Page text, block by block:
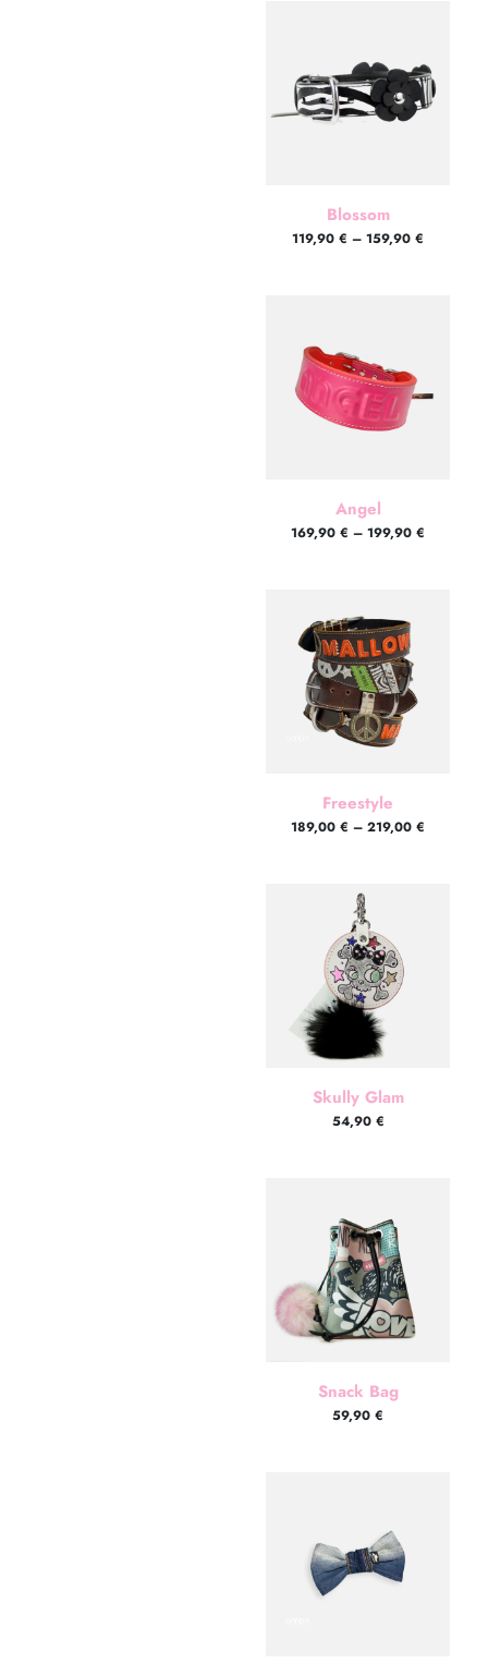
Blossom
119,90 € – 159,90 €
Angel
169,90 € – 199,90 €
Freestyle
189,00 € – 219,00 €
Skully Glam
54,90 €
Snack Bag
59,90 €